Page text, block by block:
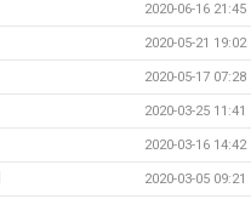
2020-06-16 21:45
2020-05-21 19:02
2020-05-17 07:28
2020-03-25 11:41
2020-03-16 14:42
2020-03-05 09:21